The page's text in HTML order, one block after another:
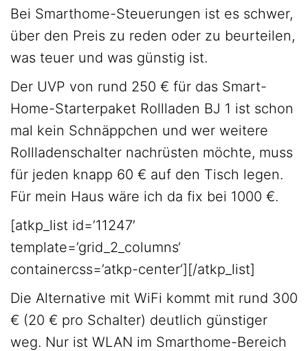
Bei Smarthome-Steuerungen ist es schwer,
über den Preis zu reden oder zu beurteilen,
was teuer und was günstig ist.
Der UVP von rund 250 € für das Smart-
Home-Starterpaket Rollladen BJ 1 ist schon
mal kein Schnäppchen und wer weitere
Rollladenschalter nachrüsten möchte, muss
für jeden knapp 60 € auf den Tisch legen.
Für mein Haus wäre ich da fix bei 1000 €.
[atkp_list id=’11247′
template=’grid_2_columns‘
containercss=’atkp-center‘][/atkp_list]
Die Alternative mit WiFi kommt mit rund 300
€ (20 € pro Schalter) deutlich günstiger
weg. Nur ist WLAN im Smarthome-Bereich